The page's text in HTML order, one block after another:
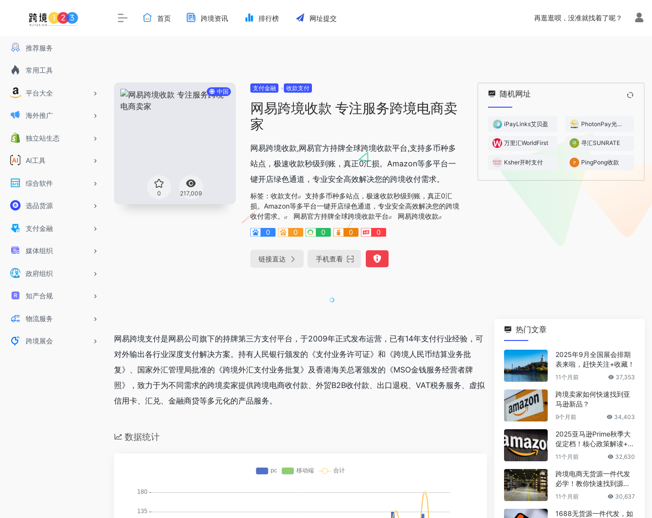
推荐服务
常用工具
平台大全
海外推广
独立站生态
AI工具
综合软件
选品货源
支付金融
媒体组织
政府组织
知产合规
物流服务
跨境展会
首页 跨境资讯 排行榜 网址提交 再逛逛呗，没准就找着了呢？
中国
0 217,009
支付金融 收款支付
网易跨境收款 专注服务跨境电商卖
家
网易跨境收款,网易官方持牌全球跨境收款平台,支持多币种多
站点，极速收款秒级到账，真正0汇损。Amazon等多平台一
键开店绿色通道，专业安全高效解决您的跨境收付需求。
标签： 收款支付
支持多币种多站点，极速收款秒级到账，真正0汇
损。Amazon等多平台一键开店绿色通道，专业安全高效解决您的跨境
收付需求。
网易官方持牌全球跨境收款平台
网易跨境收款
0
0 0 0 0
链接直达 手机查看
随机网址
iPayLinks艾贝盈 PhotonPay光子易
万里汇WorldFirst 寻汇SUNRATE
Ksher开时支付 PingPong收款
网易跨境支付是网易公司旗下的持牌第三方支付平台，于2009年正式发布运营，已有14年支付行业经验，可
对外输出各行业深度支付解决方案。持有人民银行颁发的《支付业务许可证》和《跨境人民币结算业务批
复》、国家外汇管理局批准的《跨境外汇支付业务批复》及香港海关总署颁发的《MSO金钱服务经营者牌
照》，致力于为不同需求的跨境卖家提供跨境电商收付款、外贸B2B收付款、出口退税、VAT税务服务、虚拟
信用卡、汇兑、金融商贷等多元化的产品服务。
数据统计
热门文章
2025年9月全国展会排期
表来啦，赶快关注+收藏！
11个月前 37,353
跨境卖家如何快速找到亚
马逊新品？
9个月前 34,403
2025亚马逊Prime秋季大
促定档！核心政策解读+爆
款选品攻略
11个月前 32,630
跨境电商无货源一件代发
必学！教你快速找到源头
厂家
11个月前 30,637
1688无货源一件代发，如